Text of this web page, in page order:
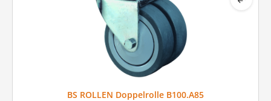
BS ROLLEN Doppelrolle B100.A85